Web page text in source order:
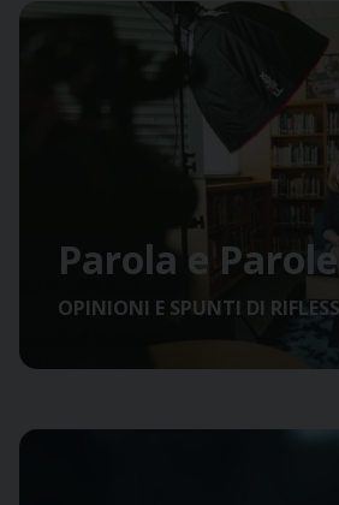
Parola e Parole
OPINIONI E SPUNTI DI